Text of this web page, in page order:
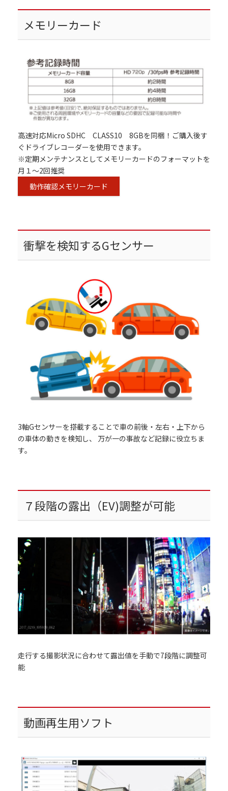
メモリーカード
高速対応Micro SDHC CLASS10 8GBを同梱！ご購入後す
ぐドライブレコーダーを使用できます。
※定期メンテナンスとしてメモリーカードのフォーマットを
月１～2回推奨
動作確認メモリーカード
衝撃を検知するGセンサー
3軸Gセンサーを搭載することで車の前後・左右・上下から
の車体の動きを検知し、 万が一の事故など記録に役立ちま
す。
７段階の露出（EV)調整が可能
走行する撮影状況に合わせて露出値を手動で7段階に調整可
能
動画再生用ソフト